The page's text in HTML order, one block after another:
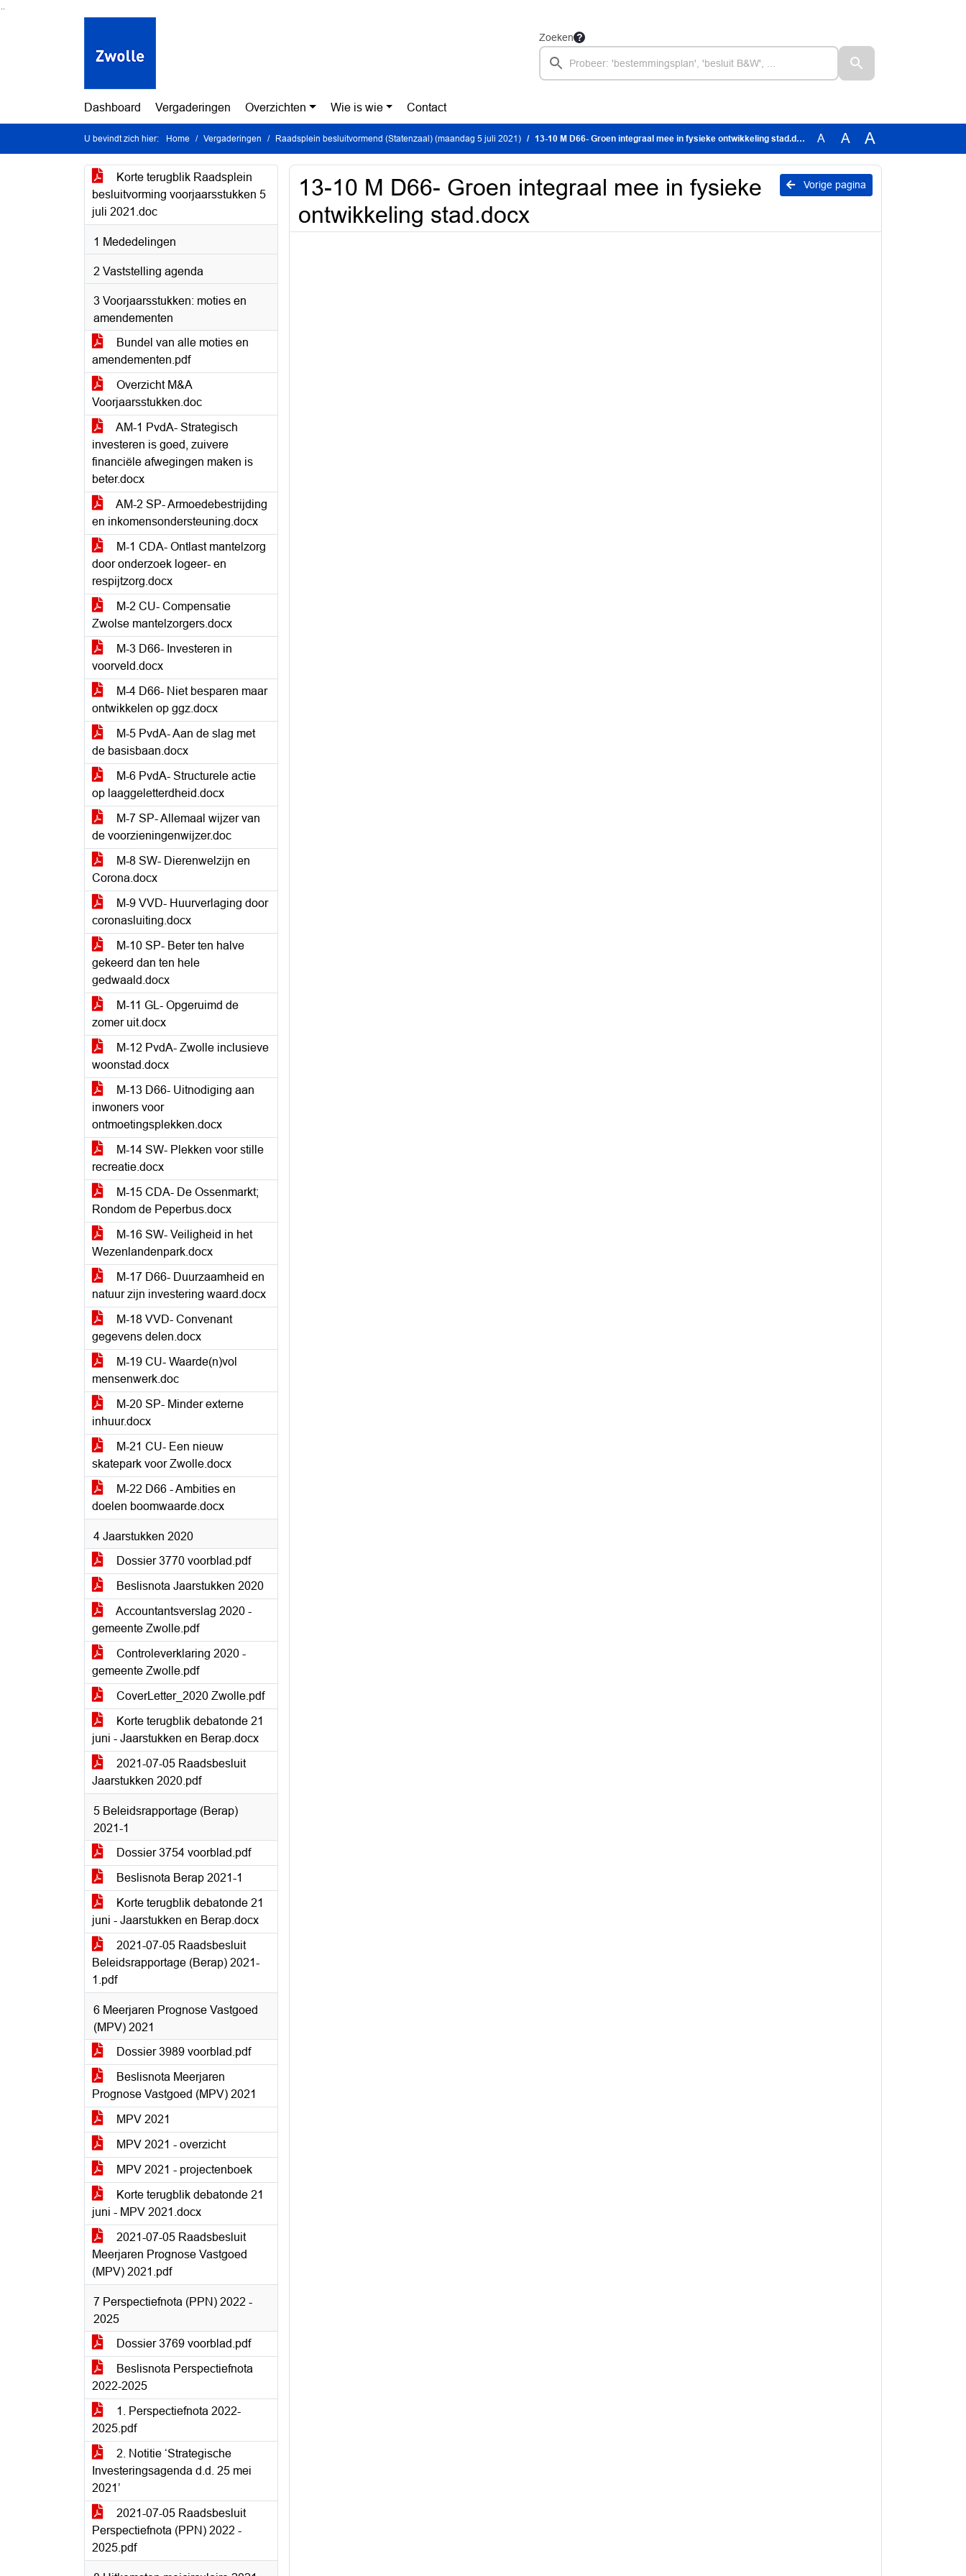
Ga naar de inhoud van deze pagina
Ga naar het zoeken
Ga naar het menu
Zoeken
Dashboard Vergaderingen Overzichten Wie is wie Contact
U bevindt zich hier: Home Vergaderingen Raadsplein besluitvormend (Statenzaal) (maandag 5 juli 2021) 13-10 M D66- Groen integraal mee in fysieke ontwikkeling stad.docx A A A
Korte terugblik Raadsplein
besluitvorming voorjaarsstukken 5
juli 2021.doc
1 Mededelingen
2 Vaststelling agenda
3 Voorjaarsstukken: moties en
amendementen
Bundel van alle moties en
amendementen.pdf
Overzicht M&A
Voorjaarsstukken.doc
AM-1 PvdA- Strategisch
investeren is goed, zuivere
financiële afwegingen maken is
beter.docx
AM-2 SP- Armoedebestrijding
en inkomensondersteuning.docx
M-1 CDA- Ontlast mantelzorg
door onderzoek logeer- en
respijtzorg.docx
M-2 CU- Compensatie
Zwolse mantelzorgers.docx
M-3 D66- Investeren in
voorveld.docx
M-4 D66- Niet besparen maar
ontwikkelen op ggz.docx
M-5 PvdA- Aan de slag met
de basisbaan.docx
M-6 PvdA- Structurele actie
op laaggeletterdheid.docx
M-7 SP- Allemaal wijzer van
de voorzieningenwijzer.doc
M-8 SW- Dierenwelzijn en
Corona.docx
M-9 VVD- Huurverlaging door
coronasluiting.docx
M-10 SP- Beter ten halve
gekeerd dan ten hele
gedwaald.docx
M-11 GL- Opgeruimd de
zomer uit.docx
M-12 PvdA- Zwolle inclusieve
woonstad.docx
M-13 D66- Uitnodiging aan
inwoners voor
ontmoetingsplekken.docx
M-14 SW- Plekken voor stille
recreatie.docx
M-15 CDA- De Ossenmarkt;
Rondom de Peperbus.docx
M-16 SW- Veiligheid in het
Wezenlandenpark.docx
M-17 D66- Duurzaamheid en
natuur zijn investering waard.docx
M-18 VVD- Convenant
gegevens delen.docx
M-19 CU- Waarde(n)vol
mensenwerk.doc
M-20 SP- Minder externe
inhuur.docx
M-21 CU- Een nieuw
skatepark voor Zwolle.docx
M-22 D66 - Ambities en
doelen boomwaarde.docx
4 Jaarstukken 2020
Dossier 3770 voorblad.pdf
Beslisnota Jaarstukken 2020
Accountantsverslag 2020 -
gemeente Zwolle.pdf
Controleverklaring 2020 -
gemeente Zwolle.pdf
CoverLetter_2020 Zwolle.pdf
Korte terugblik debatonde 21
juni - Jaarstukken en Berap.docx
2021-07-05 Raadsbesluit
Jaarstukken 2020.pdf
5 Beleidsrapportage (Berap)
2021-1
Dossier 3754 voorblad.pdf
Beslisnota Berap 2021-1
Korte terugblik debatonde 21
juni - Jaarstukken en Berap.docx
2021-07-05 Raadsbesluit
Beleidsrapportage (Berap) 2021-
1.pdf
6 Meerjaren Prognose Vastgoed
(MPV) 2021
Dossier 3989 voorblad.pdf
Beslisnota Meerjaren
Prognose Vastgoed (MPV) 2021
MPV 2021
MPV 2021 - overzicht
MPV 2021 - projectenboek
Korte terugblik debatonde 21
juni - MPV 2021.docx
2021-07-05 Raadsbesluit
Meerjaren Prognose Vastgoed
(MPV) 2021.pdf
7 Perspectiefnota (PPN) 2022 -
2025
Dossier 3769 voorblad.pdf
Beslisnota Perspectiefnota
2022-2025
1. Perspectiefnota 2022-
2025.pdf
2. Notitie ‘Strategische
Investeringsagenda d.d. 25 mei
2021’
2021-07-05 Raadsbesluit
Perspectiefnota (PPN) 2022 -
2025.pdf
Vorige pagina
13-10 M D66- Groen integraal mee in fysieke
ontwikkeling stad.docx